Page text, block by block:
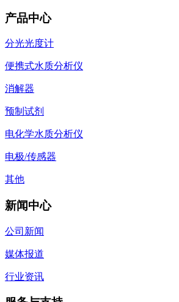
产品中心
分光光度计
便携式水质分析仪
消解器
预制试剂
电化学水质分析仪
电极/传感器
其他
新闻中心
公司新闻
媒体报道
行业资讯